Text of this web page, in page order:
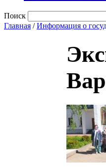
Поиск
Главная /Информация о